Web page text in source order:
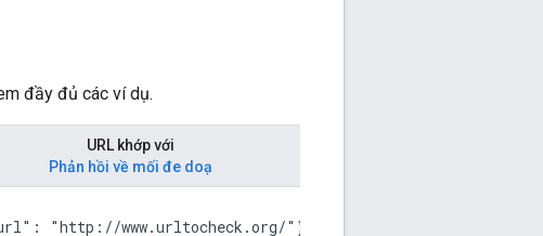
đầy đủ các ví dụ.
URL khớp với
Phản hồi về mối đe doạ
"http://www.urltocheck.org/"},